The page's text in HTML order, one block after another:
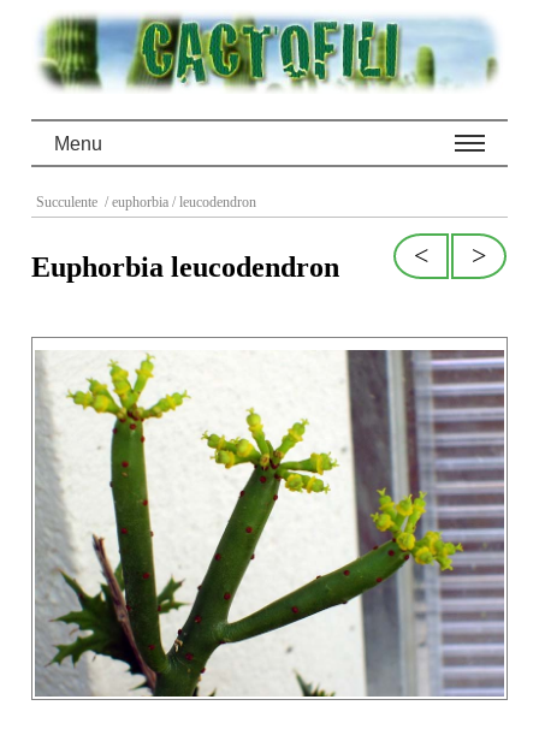
Menu
Succulente / euphorbia / leucodendron
>
<
Euphorbia leucodendron